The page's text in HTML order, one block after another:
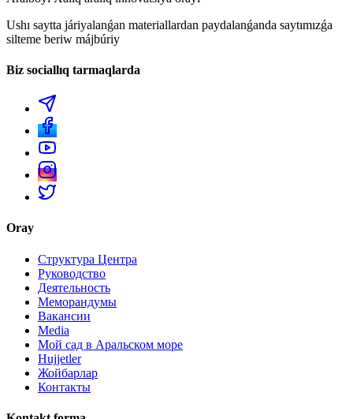
Ushı saytta járiyalanǵan materiallardan paydalanǵanda saytımızǵa
silteme beriw májbúriy
Biz sociallıq tarmaqlarda
Oray
Структура Центра
Руководство
Деятельность
Меморандумы
Вакансии
Media
Мой сад в Аральском море
Hujjetler
Жойбарлар
Контакты